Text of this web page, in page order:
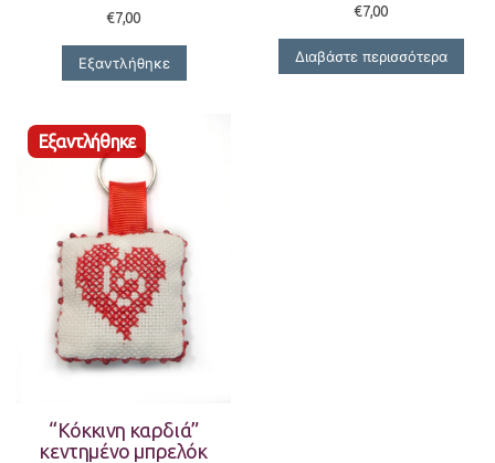
€7,00
Εξαντλήθηκε
€7,00
Διαβάστε περισσότερα
“Κόκκινη καρδιά”
κεντημένο μπρελόκ